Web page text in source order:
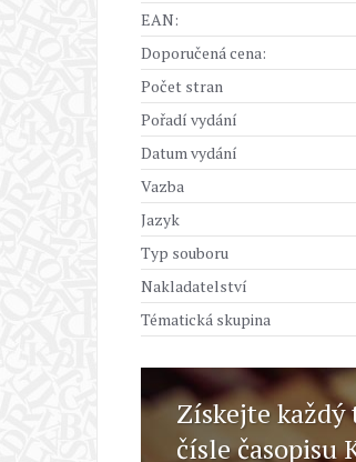
EAN:
Doporučená cena:
Počet stran
Pořadí vydání
Datum vydání
Vazba
Jazyk
Typ souboru
Nakladatelství
Tématická skupina
Získejte
čísle časopisu